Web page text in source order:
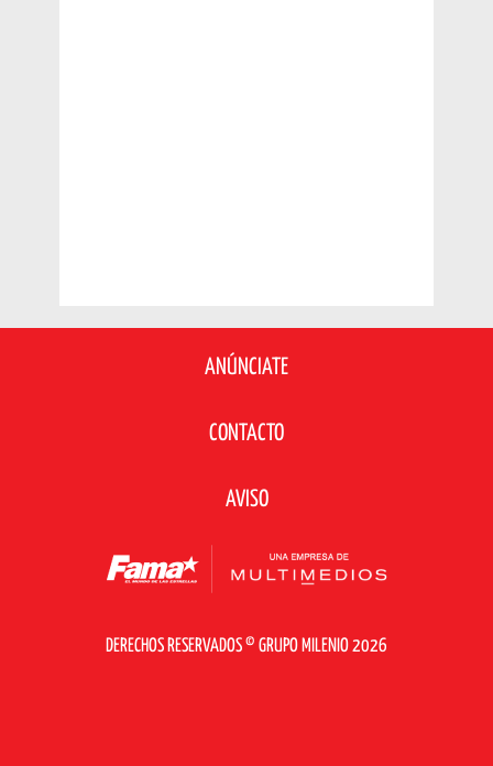
ANÚNCIATE
CONTACTO
AVISO
DERECHOS RESERVADOS © GRUPO MILENIO 2026